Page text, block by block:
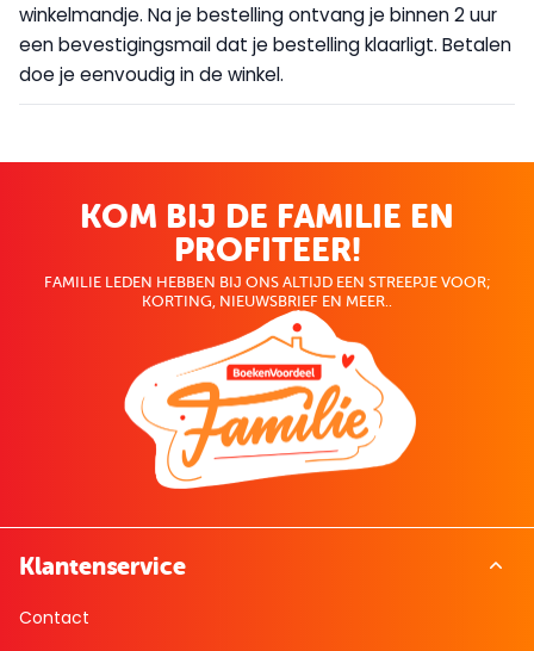
winkelmandje. Na je bestelling ontvang je binnen 2 uur
een bevestigingsmail dat je bestelling klaarligt. Betalen
doe je eenvoudig in de winkel.
KOM BIJ DE FAMILIE EN
PROFITEER!
FAMILIE LEDEN HEBBEN BIJ ONS ALTIJD EEN STREEPJE VOOR;
KORTING, NIEUWSBRIEF EN MEER..
Klantenservice
Contact